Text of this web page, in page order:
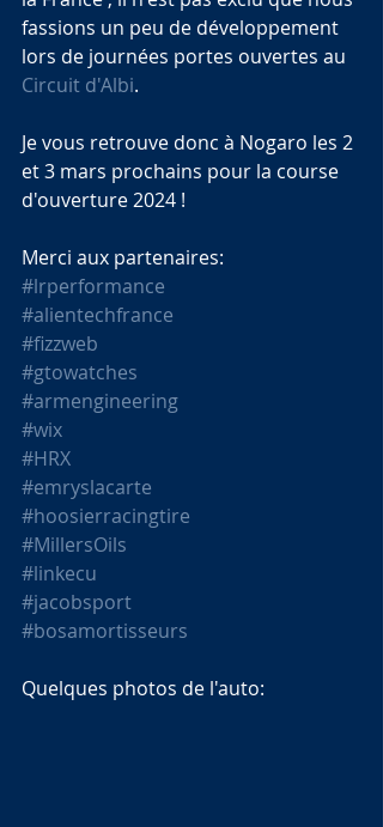
fassions un peu de développement
lors de journées portes ouvertes au
Circuit d'Albi.
Je vous retrouve donc à Nogaro les 2
et 3 mars prochains pour la course
d'ouverture 2024 !
Merci aux partenaires:
#lrperformance
#alientechfrance
#fizzweb
#gtowatches
#armengineering
#wix
#HRX
#emryslacarte
#hoosierracingtire
#MillersOils
#linkecu
#jacobsport
#bosamortisseurs
Quelques photos de l'auto: